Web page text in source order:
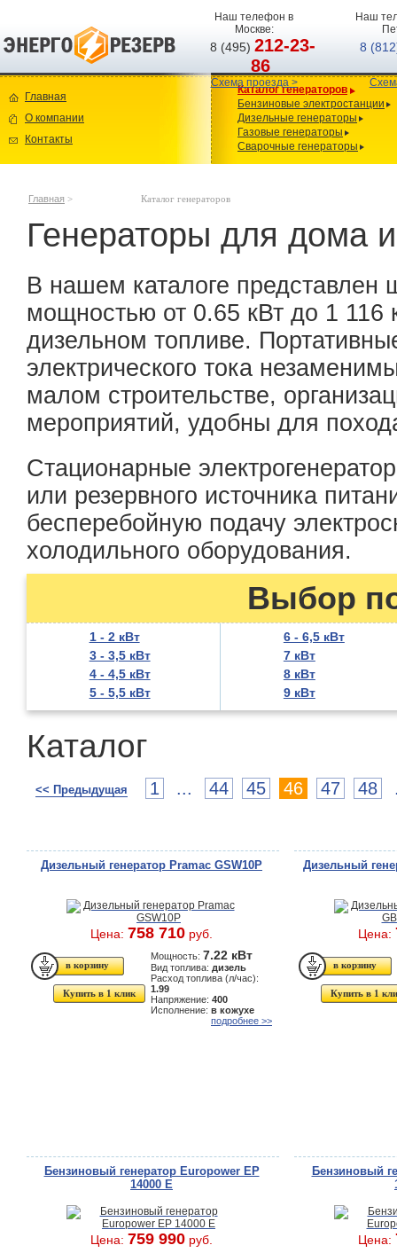
Наш телефон в
Москве:
8 (495)212-23-
86
Схема проезда >
Наш
8
Главная
О компании
Контакты
Каталог генераторов
Бензиновые электростанции
Дизельные генераторы
Газовые генераторы
Сварочные генераторы
Главная > Каталог генераторов
Генераторы для дома
В нашем каталоге представлен
мощностью от 0.65 кВт до 1 116
дизельном топливе.
электрического тока
малом строительстве,
мероприятий, удобны для
Стационарные
или резервного источника
бесперебойную подачу
холодильного оборудования.
Выбор
1 - 2 кВт
3 - 3,5 кВт
4 - 4,5 кВт
5 - 5,5 кВт
6 - 6,5 кВт
7 кВт
8 кВт
9 кВт
Каталог
<< Предыдущая 1 ... 44 45 46 47 48
Дизельный генератор Pramac GSW10P
Цена: 758 710 руб.
Купить в 1 клик
Мощность: 7.22 кВт
Вид топлива: дизель
Расход топлива (л/час):
1.99
Напряжение: 400
Исполнение: в кожухе
подробнее >>
Дизельный
Цена:
Купить в 1
Бензиновый генератор Europower EP
14000 Е
Цена: 759 990 руб.
Бензиновый
Цена: